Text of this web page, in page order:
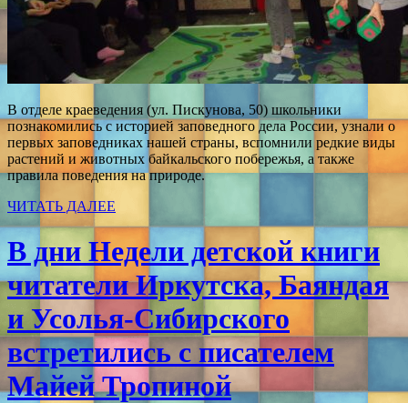
В отделе краеведения (ул. Пискунова, 50) школьники
познакомились с историей заповедного дела России, узнали о
первых заповедниках нашей страны, вспомнили редкие виды
растений и животных байкальского побережья, а также
правила поведения на природе.
ЧИТАТЬ ДАЛЕЕ
В дни Недели детской книги
читатели Иркутска, Баяндая
и Усолья-Сибирского
встретились с писателем
Майей Тропиной